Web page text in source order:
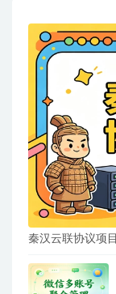
秦汉云联协议项目